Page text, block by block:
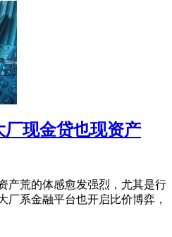
现金贷也现资产
产荒的体感愈发强烈，尤其是行
厂系金融平台也开启比价博弈，